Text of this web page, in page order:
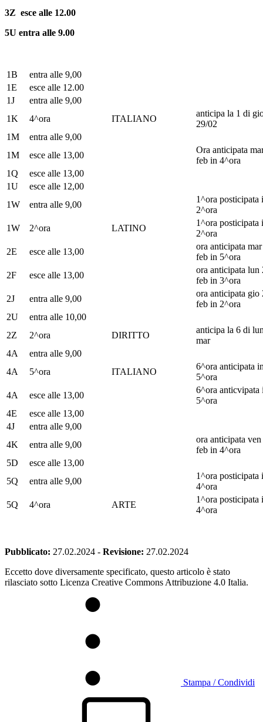
3Z esce alle 12.00
5U entra alle 9.00
1B
entra alle 9,00
1E
esce alle 12.00
1J
entra alle 9,00
1K
4^ora ITALIANO
anticipa la 1 di
29/02
1M
entra alle 9,00
1M
esce alle 13,00
Ora anticipata
feb in 4^ora
1Q
esce alle 13,00
1U
esce alle 12,00
1W
entra alle 9,00
1^ora posticipata
2^ora
1W
2^ora LATINO
1^ora posticipata
2^ora
2E
esce alle 13,00
ora anticipata
feb in 5^ora
2F
esce alle 13,00
ora anticipata lun
feb in 3^ora
2J
entra alle 9,00
ora anticipata gio
feb in 2^ora
2U
entra alle 10,00
2Z
2^ora DIRITTO
anticipa la 6 di
mar
4A
entra alle 9,00
4A
5^ora ITALIANO
6^ora anticipata
5^ora
4A
esce alle 13,00
6^ora anticvipata
5^ora
4E
esce alle 13,00
4J
entra alle 9,00
4K
entra alle 9,00
ora anticipata
feb in 4^ora
5D
esce alle 13,00
5Q
entra alle 9,00
1^ora posticipata
4^ora
5Q
4^ora ARTE
1^ora posticipata
4^ora
Pubblicato: 27.02.2024 - Revisione: 27.02.2024
Eccetto dove diversamente specificato, questo articolo è stato
rilasciato sotto Licenza Creative Commons Attribuzione 4.0 Italia.
Stampa / Condividi